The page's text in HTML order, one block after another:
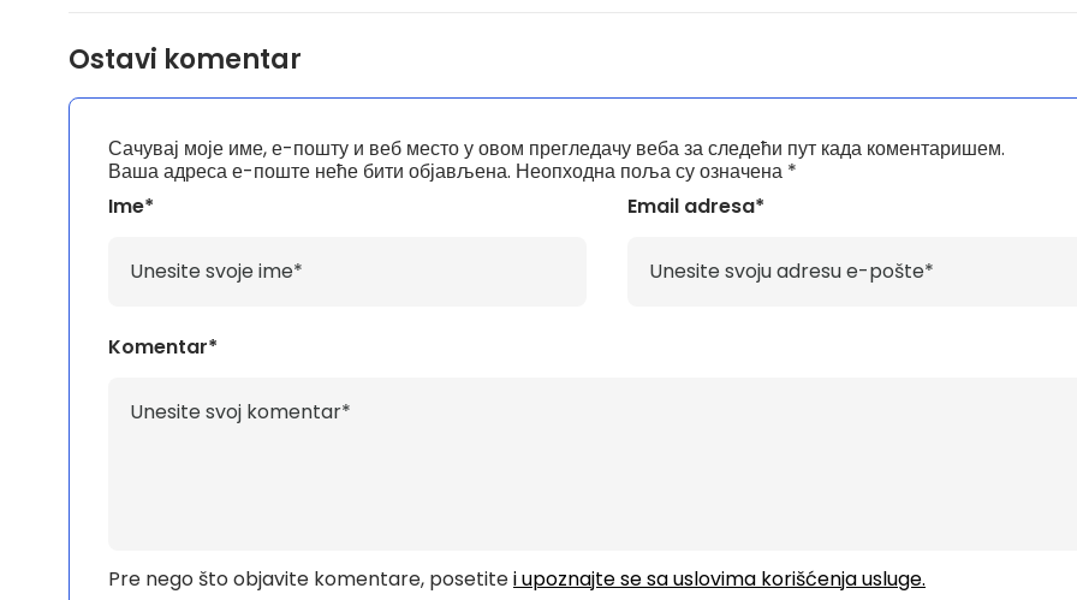
Ostavi komentar
Ваша адреса е-поште неће бити објављена. Неопходна поља су означена *
Komentar*
Pre nego što objavite komentare, posetitei upoznajte se sa uslovima korišćenja usluge.
Ime* Email adresa*
Сачувај моје име, е-пошту и веб место у овом прегледачу веба за следећи пут када коментаришем.